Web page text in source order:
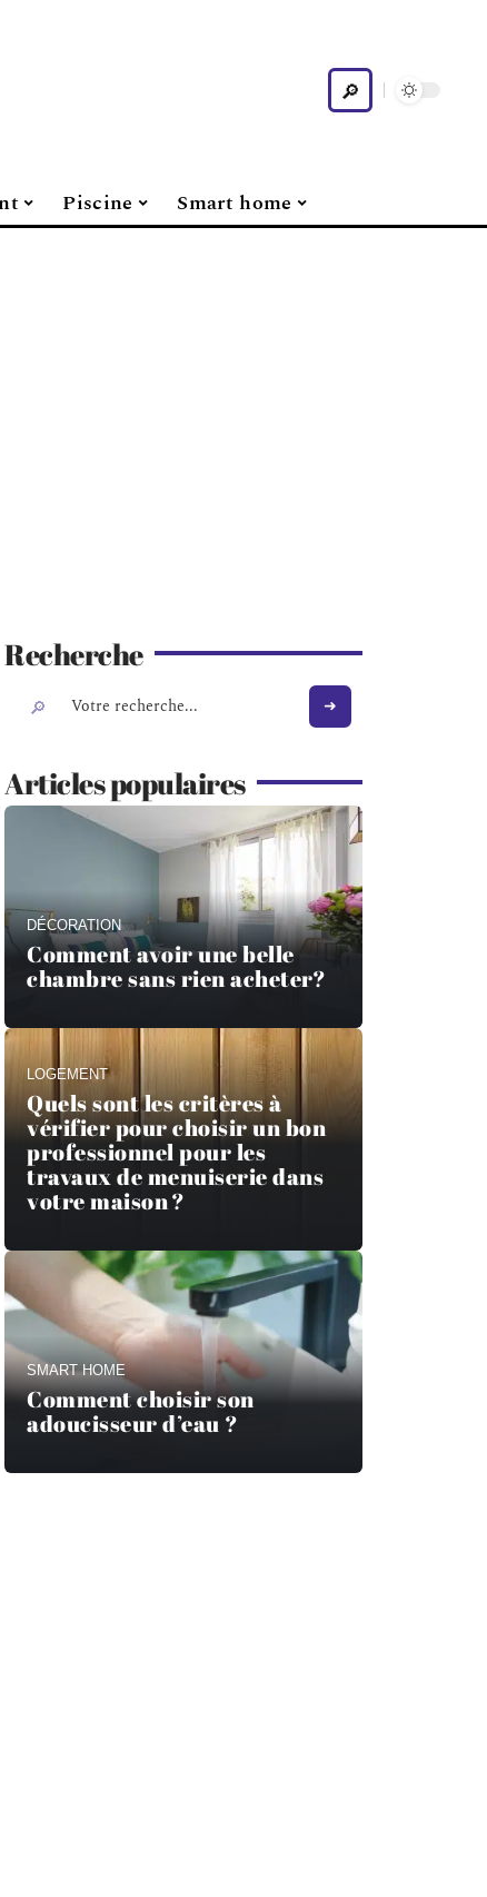
Piscine Smart home
Recherche
Articles populaires
DÉCORATION
Comment avoir une belle
chambre sans rien acheter?
LOGEMENT
Quels sont les critères à
vérifier pour choisir un bon
professionnel pour les
travaux de menuiserie dans
votre maison ?
SMART HOME
Comment choisir son
adoucisseur d’eau ?